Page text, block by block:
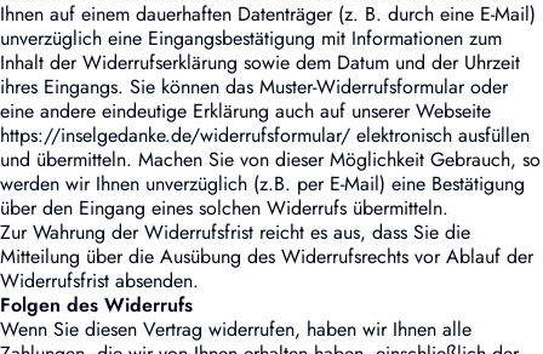
Ihnen auf einem dauerhaften Datenträger (z. B. durch eine E-Mail)
unverzüglich eine Eingangsbestätigung mit Informationen zum
Inhalt der Widerrufserklärung sowie dem Datum und der Uhrzeit
ihres Eingangs. Sie können das Muster-Widerrufsformular oder
eine andere eindeutige Erklärung auch auf unserer Webseite
https://inselgedanke.de/widerrufsformular/ elektronisch ausfüllen
und übermitteln. Machen Sie von dieser Möglichkeit Gebrauch, so
werden wir Ihnen unverzüglich (z.B. per E-Mail) eine Bestätigung
über den Eingang eines solchen Widerrufs übermitteln.
Zur Wahrung der Widerrufsfrist reicht es aus, dass Sie die
Mitteilung über die Ausübung des Widerrufsrechts vor Ablauf der
Widerrufsfrist absenden.
Folgen des Widerrufs
Wenn Sie diesen Vertrag widerrufen, haben wir Ihnen alle